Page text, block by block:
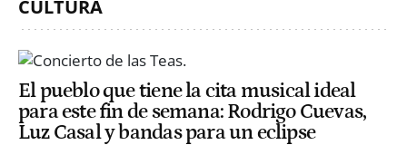
CULTURA
El pueblo que tiene la cita musical ideal
para este fin de semana: Rodrigo Cuevas,
Luz Casal y bandas para un eclipse